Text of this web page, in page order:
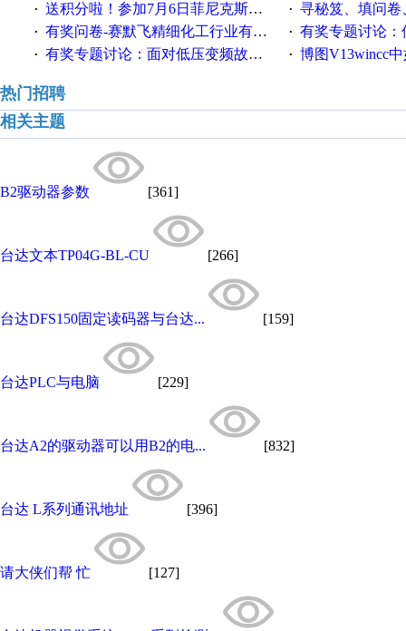
· 送积分啦！参加7月6日菲尼克斯在线研讨会即得 · 寻秘笈、填问卷
· 有奖问卷-赛默飞精细化工行业有奖调查来袭！ · 有奖专题讨论：伺服选择
· 有奖专题讨论：面对低压变频故障，老手是这样解决的！ · 博图V13wincc中如何
热门招聘
相关主题
B2驱动器参数 [361]
台达文本TP04G-BL-CU [266]
台达DFS150固定读码器与台达... [159]
台达PLC与电脑 [229]
台达A2的驱动器可以用B2的电... [832]
台达 L系列通讯地址 [396]
请大侠们帮 忙 [127]